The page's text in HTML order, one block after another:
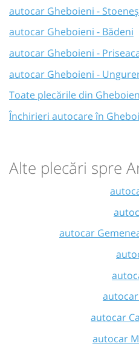
autocar Gheboieni -
autocar Gheboieni - Bădeni
autocar Gheboieni -
autocar Gheboieni -
Toate plecările din
Închirieri autocare în
Alte plecări spre
autocar
autocar
autocar